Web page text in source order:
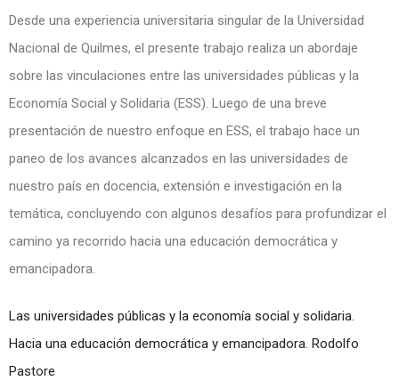
Desde una experiencia universitaria singular de la Universidad
Nacional de Quilmes, el presente trabajo realiza un abordaje
sobre las vinculaciones entre las universidades públicas y la
Economía Social y Solidaria (ESS). Luego de una breve
presentación de nuestro enfoque en ESS, el trabajo hace un
paneo de los avances alcanzados en las universidades de
nuestro país en docencia, extensión e investigación en la
temática, concluyendo con algunos desafíos para profundizar el
camino ya recorrido hacia una educación democrática y
emancipadora.
Las universidades públicas y la economía social y solidaria.
Hacia una educación democrática y emancipadora. Rodolfo
Pastore